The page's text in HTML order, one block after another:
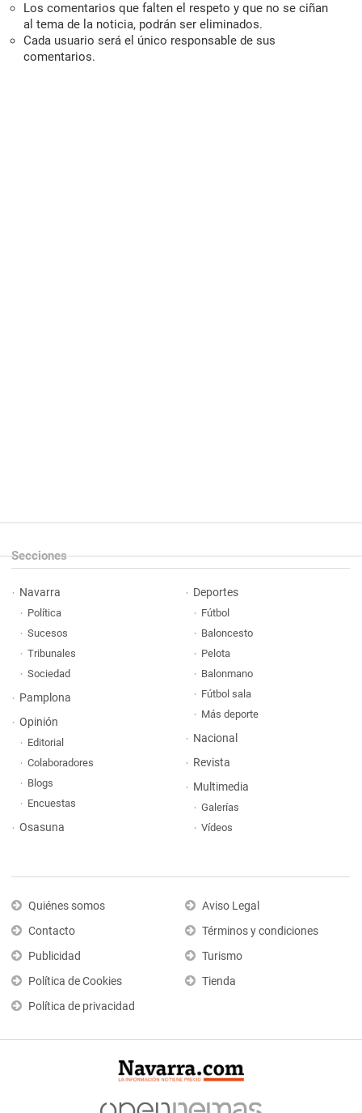
Los comentarios que falten el respeto y que no se ciñan
al tema de la noticia, podrán ser eliminados.
Cada usuario será el único responsable de sus
comentarios.
Secciones
Navarra
Política
Sucesos
Tribunales
Sociedad
Pamplona
Opinión
Editorial
Colaboradores
Blogs
Encuestas
Osasuna
Deportes
Fútbol
Baloncesto
Pelota
Balonmano
Fútbol sala
Más deporte
Nacional
Revista
Multimedia
Galerías
Vídeos
Quiénes somos
Contacto
Publicidad
Política de Cookies
Política de privacidad
Aviso Legal
Términos y condiciones
Turismo
Tienda